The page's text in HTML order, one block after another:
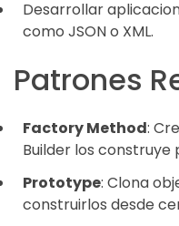
Desarrollar
como JSON o XML.
Patrones
Factory Method:
Builder los construye
Prototype: Clona
construirlos desde